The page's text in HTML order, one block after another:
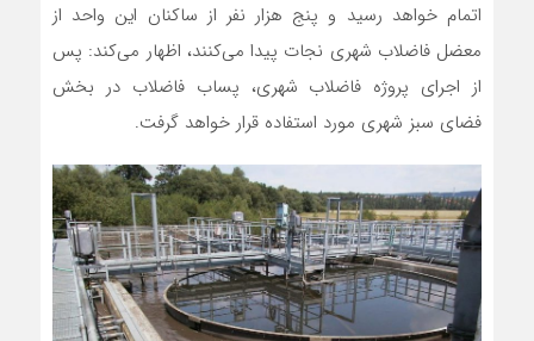
اتمام خواهد رسید و پنج هزار نفر از ساکنان این واحد از
معضل فاضلاب شهری نجات پیدا می‌کنند، اظهار می‌کند: پس
از اجرای پروژه فاضلاب شهری، پساب فاضلاب در بخش
فضای سبز شهری مورد استفاده قرار خواهد گرفت.